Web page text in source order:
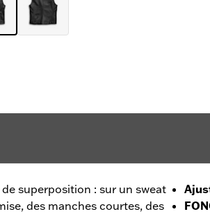
superposition : sur un sweat
des manches courtes, des